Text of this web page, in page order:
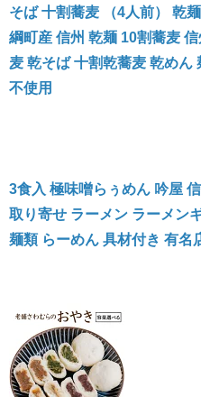
そば 十割蕎麦 （4人前） 乾
綱町産 信州 乾麺 10割蕎麦
麦 乾そば 十割乾蕎麦 乾めん
不使用
3食入 極味噌らぅめん 吟屋
取り寄せ ラーメン ラーメン
麺類 らーめん 具材付き 有名